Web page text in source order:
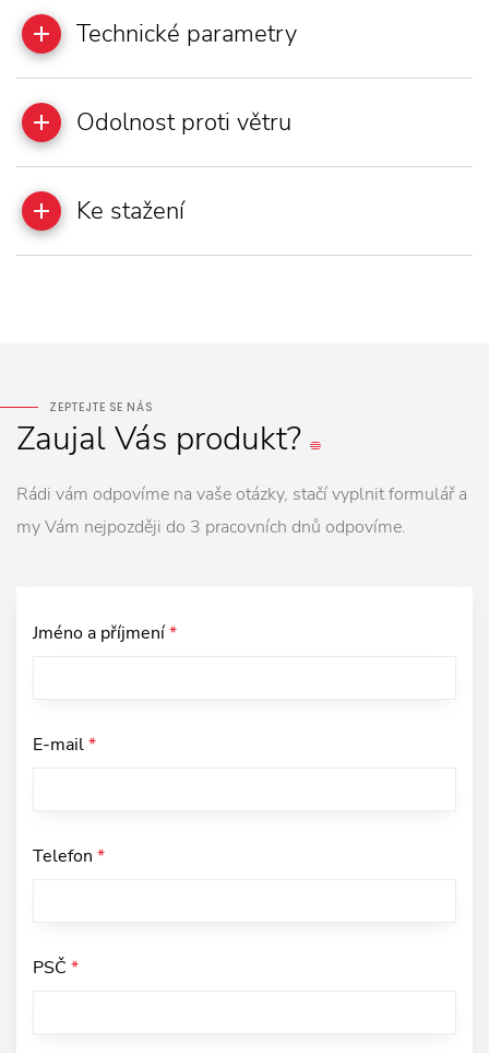
Technické parametry
Odolnost proti větru
Ke stažení
ZEPTEJTE SE NÁS
ZaujalVás produkt?
Rádi vám odpovíme na vaše otázky, stačí vyplnit formulář a
my Vám nejpozději do 3 pracovních dnů odpovíme.
Jméno a příjmení*
E-mail*
Telefon *
PSČ *